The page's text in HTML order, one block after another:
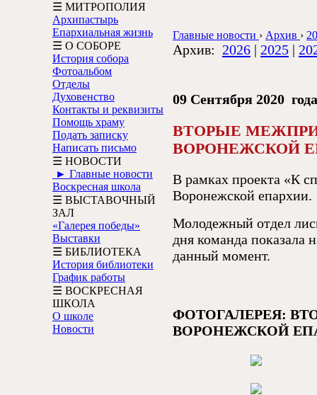
☰ МИТРОПОЛИЯ
Архипастырь
Епархиальная жизнь
☰ О СОБОРЕ
История собора
Фотоальбом
Отделы
Духовенство
Контакты и реквизиты
Помощь храму
Подать записку
Написать письмо
☰ НОВОСТИ
► Главные новости
Воскресная школа
☰ ВЫСТАВОЧНЫЙ
ЗАЛ
«Галерея победы»
Выставки
☰ БИБЛИОТЕКА
История библиотеки
График работы
☰ ВОСКРЕСНАЯ
ШКОЛА
О школе
Новости
Главные новости › Архив ›
Архив: 2026 | 2025 |
09 Сентября 2020 года
ВТОРЫЕ
ВОРОНЕЖСКОЙ
В рамках проекта «К
Воронежской епархии.
Молодежный отдел
дня команда показала
данный момент.
ФОТОГАЛЕРЕЯ:
ВОРОНЕЖСКОЙ